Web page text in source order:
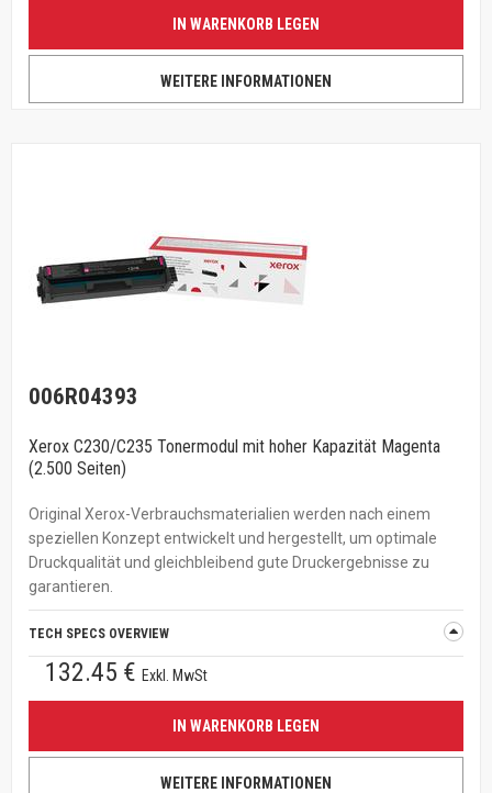
IN WARENKORB LEGEN
WEITERE INFORMATIONEN
006R04393
Xerox C230/C235 Tonermodul mit hoher Kapazität Magenta
(2.500 Seiten)
Original Xerox-Verbrauchsmaterialien werden nach einem
speziellen Konzept entwickelt und hergestellt, um optimale
Druckqualität und gleichbleibend gute Druckergebnisse zu
garantieren.
TECH SPECS OVERVIEW
132.45 € Exkl. MwSt
IN WARENKORB LEGEN
WEITERE INFORMATIONEN